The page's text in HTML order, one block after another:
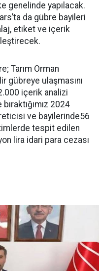
genelinde yapılacak.
da gübre bayileri
etiket ve içerik
Tarım Orman
gübreye ulaşmasını
içerik analizi
2024
ve bayilerinde56
tespit edilen
lira idari para cezası